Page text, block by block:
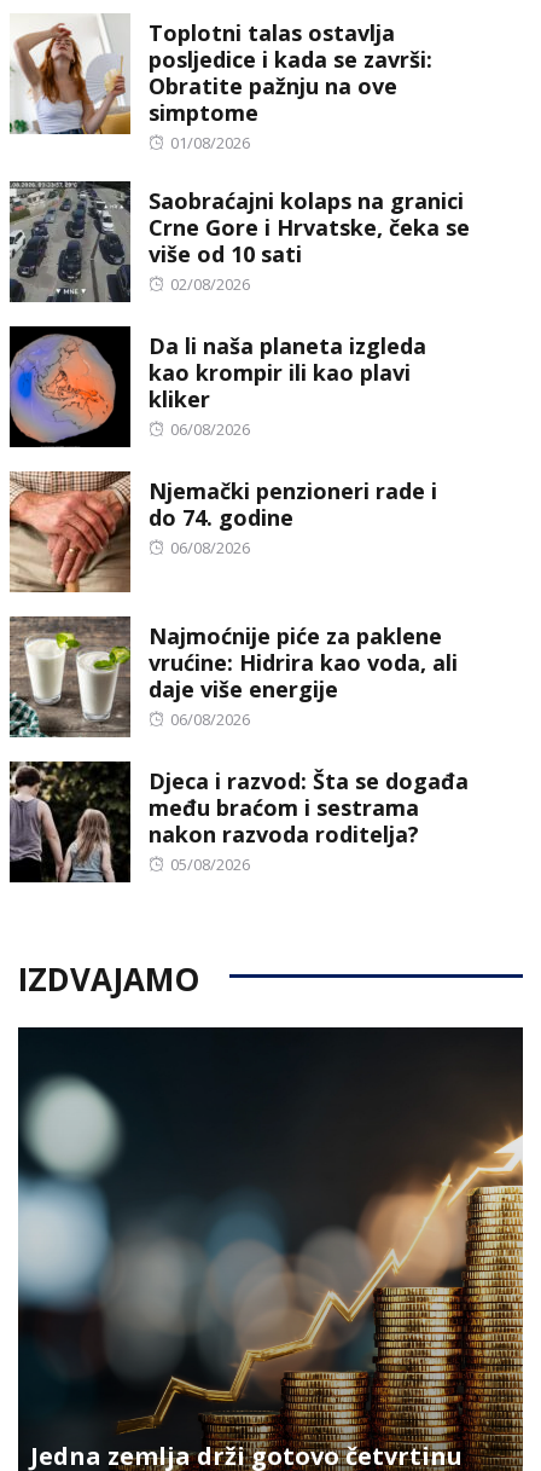
Toplotni talas ostavlja
posljedice i kada se završi:
Obratite pažnju na ove
simptome
Posted
01/08/2026
Saobraćajni kolaps na granici
Crne Gore i Hrvatske, čeka se
više od 10 sati
Posted
02/08/2026
Da li naša planeta izgleda
kao krompir ili kao plavi
kliker
Posted
06/08/2026
Njemački penzioneri rade i
do 74. godine
Posted
06/08/2026
Najmoćnije piće za paklene
vrućine: Hidrira kao voda, ali
daje više energije
Posted
06/08/2026
Djeca i razvod: Šta se događa
među braćom i sestrama
nakon razvoda roditelja?
Posted
05/08/2026
IZDVAJAMO
Jedna zemlja drži gotovo četvrtinu